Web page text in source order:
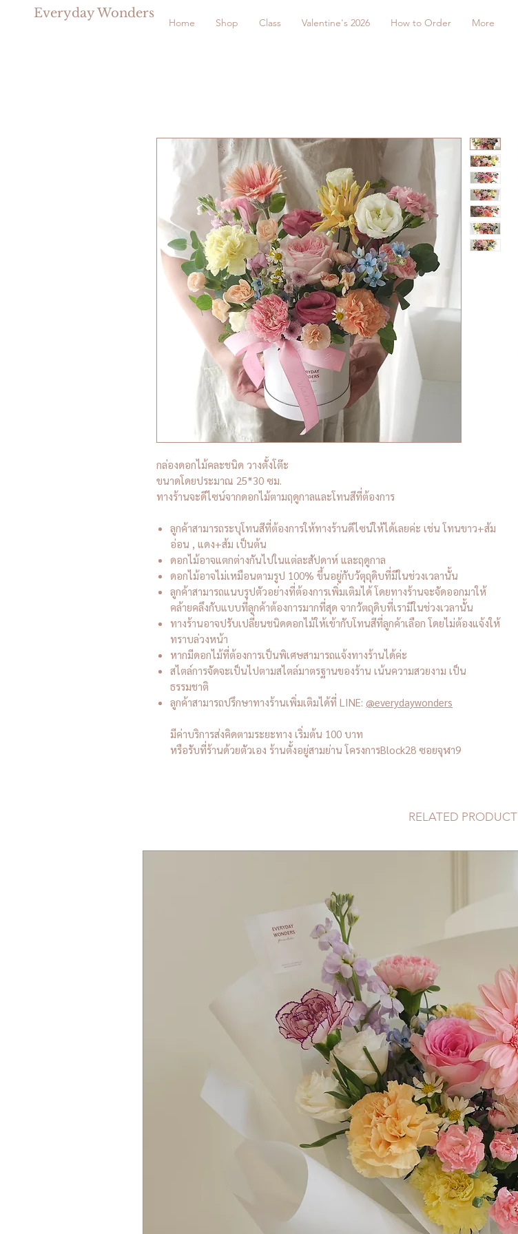
Everyday Wonders
Home Shop Class Valentine's 2026 How to Order More
กล่องดอกไม้คละชนิด วางตั้งโต๊ะ
ขนาดโดยประมาณ 25*30 ซม.
ทางร้านจะดีไซน์จากดอกไม้ตามฤดูกาลและโทนสีที่ต้องการ
ลูกค้าสามารถระบุโทนสีที่ต้องการให้ทางร้านดีไซน์ให้ได้เลยค่ะ เช่น โทนขาว+ส้ม
อ่อน , แดง+ส้ม เป็นต้น
ดอกไม้อาจแตกต่างกันไปในแต่ละสัปดาห์ และฤดูกาล
ดอกไม้อาจไม่เหมือนตามรูป 100% ขึ้นอยู่กับวัตุถุดิบที่มีในช่วงเวลานั้น
ลูกค้าสามารถแนบรูปตัวอย่างที่ต้องการเพิ่มเติมได้ โดยทางร้านจะจัดออกมาให้
คล้ายคลึงกับแบบที่ลูกค้าต้องการมากที่สุด จากวัตถุดิบที่เรามีในช่วงเวลานั้น
ทางร้านอาจปรับเปลี่ยนชนิดดอกไม้ให้เข้ากับโทนสีที่ลูกค้าเลือก โดยไม่ต้องแจ้งให้
ทราบล่วงหน้า
หากมีดอกไม้ที่ต้องการเป็นพิเศษสามารถแจ้งทางร้านได้ค่ะ
สไตล์การจัดจะเป็นไปตามสไตล์มาตรฐานของร้าน เน้นความสวยงาม เป็น
ธรรมชาติ
ลูกค้าสามารถปรึกษาทางร้านเพิ่มเติมได้ที่ LINE: @everydaywonders
มีค่าบริการส่งคิดตามระยะทาง เริ่มต้น 100 บาท
หรือรับที่ร้านด้วยตัวเอง ร้านตั้งอยู่สามย่าน โครงการBlock28 ซอยจุฬา9
RELATED PRODUCT